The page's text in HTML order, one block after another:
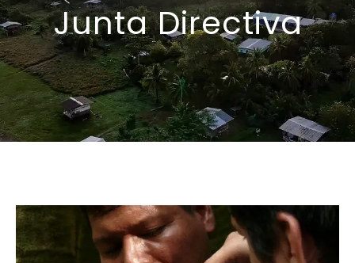
Junta Directiva